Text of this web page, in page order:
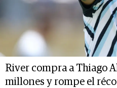
River compra a Thiago
millones y rompe el